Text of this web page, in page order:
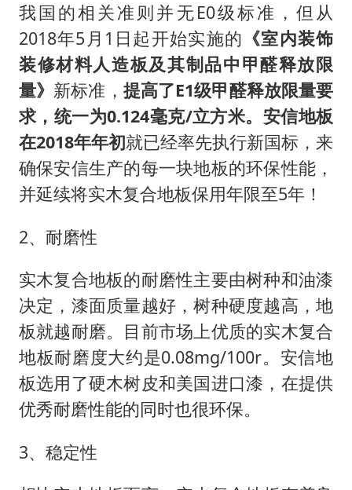
我国的相关准则并无E0级标准，但从
2018年5月1日起开始实施的 《室内装饰
装修材料人造板及其制品中甲醛释放限
量》 新标准 ， 提高了E1级甲醛释放限量要
求，统一为0.124毫克/立方米。 安信地板
在2018年年初就已经率先执行新国标，来
确保安信生产的每一块地板的环保性能，
并延续将实木复合地板保用年限至5年！
2、耐磨性
实木复合地板的耐磨性主要由树种和油漆
决定，漆面质量越好，树种硬度越高，地
板就越耐磨。目前市场上优质的实木复合
地板耐磨度大约是0.08mg/100r。安信地
板选用了硬木树皮和美国进口漆，在提供
优秀耐磨性能的同时也很环保。
3、稳定性